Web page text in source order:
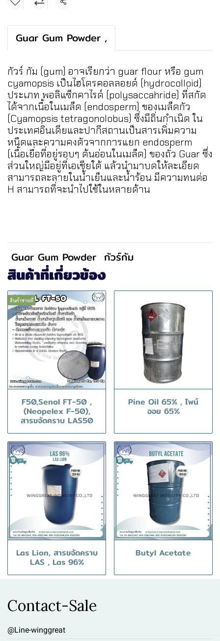
แชร์
Guar Gum Powder ,
กัวร์ กัม (gum) อาจเรียกว่า guar flour หรือ gum
cyamopsis เป็นไฮโดรคอลลอยด์ (hydrocolloid)
ประเภท พอลิแซ็กคาไรด์ (polysaccahride) ที่สกัด
ได้จากเนื้อในเมล็ด (endosperm) ของเมล็ดกัว
(Cyamopsis tetragonolobus) ซึ่งมีถิ่นกำเนิด ใน
ประเทศอินเดียและปากีสถานเป็นสารเพิ่มความ
หนืดและความคงตัวจากการแยก endosperm
(เนื้อเยื่อที่อยู่รอบๆ ต้นอ่อนในเมล็ด) ของถั่ว Guar ซึ่ง
ส่วนใหญ่มีอยู่ที่เอเชียใต้ แล้วนำมาบดให้ละเอียด
สามารถละลายในน้ำเย็นและน้ำร้อน มีความทนต่อ
H สามารถที่จะนำไปใช้ในหลายด้าน
Guar Gum Powder กัวร์กัม
สินค้าที่เกี่ยวข้อง
สินค้าขายดี
F50,Senol FT-50 ,
(Neopelex F-50),
สารขจัดคราบ LAS50
Pine Oil 65% , ไพน์
ออย 65%
Las Lion, สารขจัดคราบ
LAS , Las 96%
Butyl Acetate
Contact-Sale
@Line-winggreat